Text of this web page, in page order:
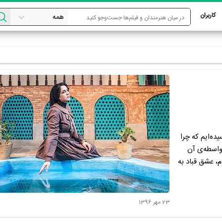
کاربران
که چرا
واسطه‌ی آن
عشق قباد به
23 مهر 1396